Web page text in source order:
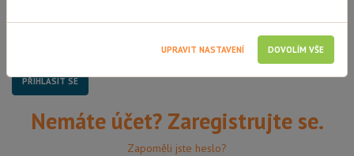
Nemáte účet? Zaregistrujte se.
Zapoměli jste heslo?
UPRAVIT NASTAVENÍ DOVOLÍM VŠE